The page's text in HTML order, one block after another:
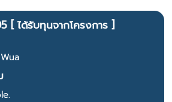
[ ได้รับทุนจากโครงการ ]